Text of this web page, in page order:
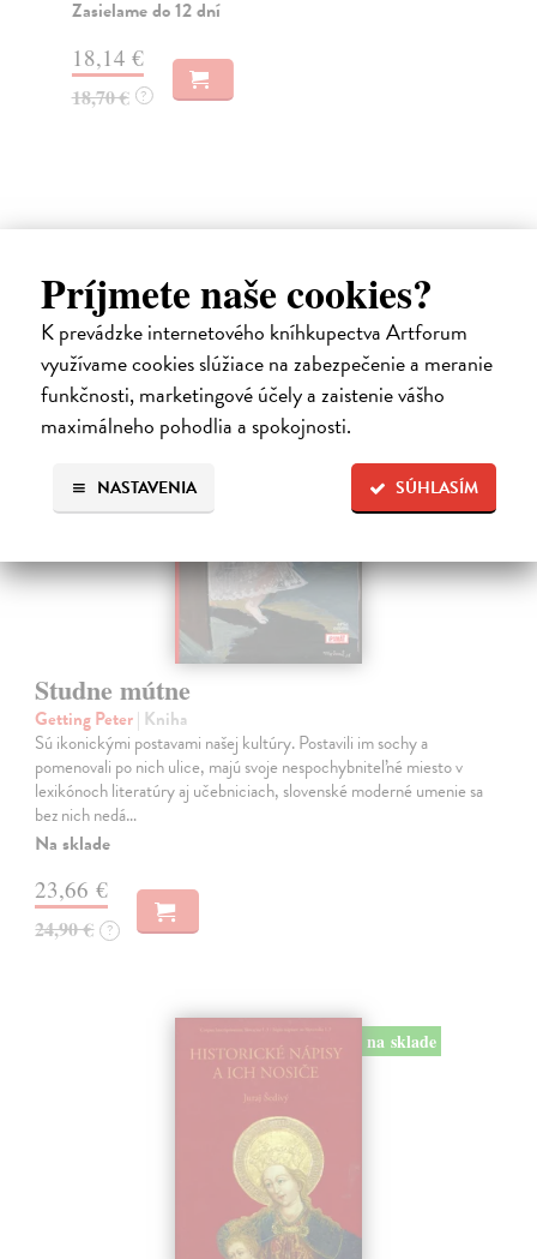
Príjmete naše cookies?
K prevádzke internetového kníhkupectva Artforum
využívame cookies slúžiace na zabezpečenie a meranie
funkčnosti, marketingové účely a zaistenie vášho
maximálneho pohodlia a spokojnosti.
SÚHLASÍM
NASTAVENIA
Zasielame do 12 dní
18,14 €
18,70 € ?
Ďalšie z kategórie slovenské a
české dejiny
Studne mútne
Getting Peter| Kniha
Sú ikonickými postavami našej kultúry. Postavili im sochy a
pomenovali po nich ulice, majú svoje nespochybniteľné miesto v
lexikónoch literatúry aj učebniciach, slovenské moderné umenie sa
bez nich nedá…
Na sklade
23,66 €
24,90 € ?
na sklade